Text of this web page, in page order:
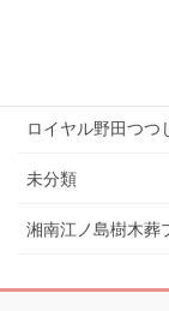
ロイヤル野田つつ
未分類
湘南江ノ島樹木葬